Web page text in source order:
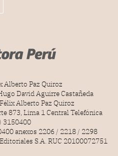
Alberto Paz Quiroz
David Aguirre Castañeda
Alberto Paz Quiroz
873, Lima 1 Central Telefónica
3150400
anexos 2206 / 2218 / 2298
S.A. RUC 20100072751